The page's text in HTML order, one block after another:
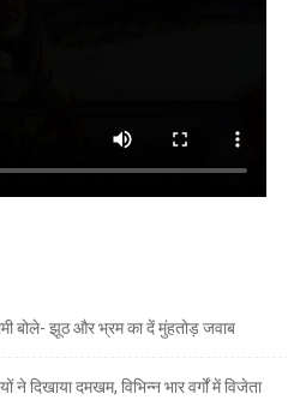
बोले- झूठ और भ्रम का दें मुंहतोड़ जवाब
ने दिखाया दमखम, विभिन्न भार वर्गों में विजेता